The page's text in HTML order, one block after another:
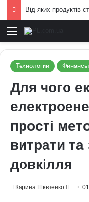
Меню
Технологии Финансы
Для чого
прості
витрати
довкілля
Карина Шевченко
Send